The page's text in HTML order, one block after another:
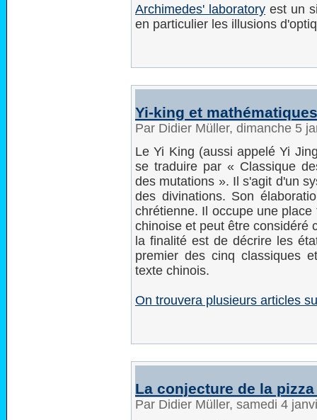
Archimedes' laboratory est un
en particulier les illusions
Yi-king et mathématiques
Par Didier Müller, dimanche 5
Le Yi King (aussi appelé Yi
se traduire par « Classique
des mutations ». Il s'agit d'un
des divinations. Son
chrétienne. Il occupe une
chinoise et peut être considéré
la finalité est de décrire les
premier des cinq classiques
texte chinois.
On trouvera plusieurs articles
La conjecture de la
Par Didier Müller, samedi 4